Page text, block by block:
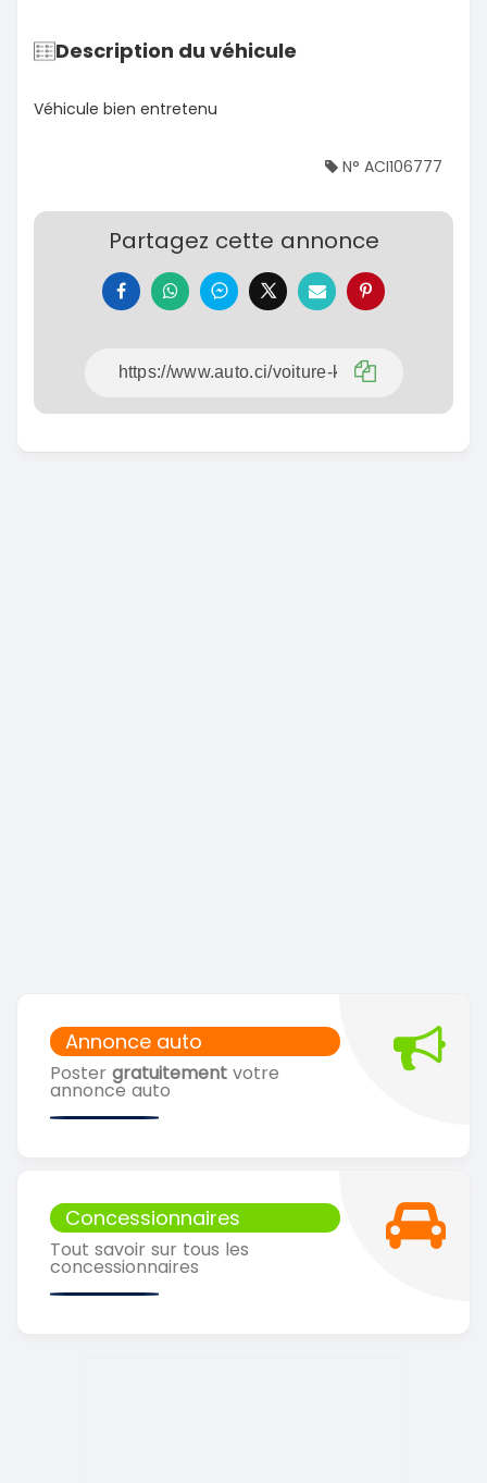
Annonce auto
Poster gratuitement votre
annonce auto
Concessionnaires
Tout savoir sur tous les
concessionnaires
Description du véhicule
Véhicule bien entretenu
N° ACI106777
Partagez cette annonce